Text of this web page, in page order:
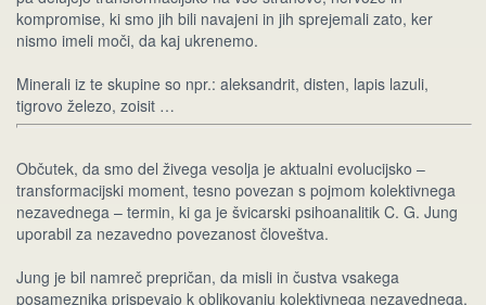
kompromise, ki smo jih bili navajeni in jih sprejemali zato, ker
nismo imeli moči, da kaj ukrenemo.
Minerali iz te skupine so npr.: aleksandrit, disten, lapis lazuli,
tigrovo železo, zoisit …
Občutek, da smo del živega vesolja je aktualni evolucijsko –
transformacijski moment, tesno povezan s pojmom kolektivnega
nezavednega – termin, ki ga je švicarski psihoanalitik C. G. Jung
uporabil za nezavedno povezanost človeštva.
Jung je bil namreč prepričan, da misli in čustva vsakega
posameznika prispevajo k oblikovanju kolektivnega nezavednega,